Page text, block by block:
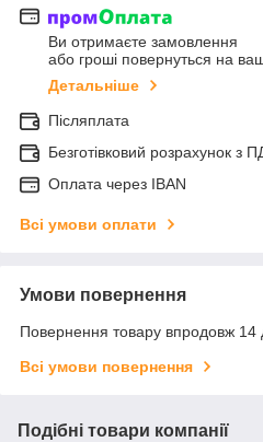
Ви отримаєте замовлення
або гроші повернуться на
Детальніше
Післяплата
Безготівковий розрахунок з
Оплата через IBAN
Всі умови оплати
Умови повернення
Повернення товару впродовж 14
Всі умови повернення
Подібні товари компанії